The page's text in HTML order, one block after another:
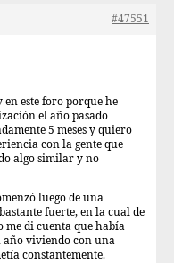
#47551
en este foro porque he
el año pasado
5 meses y quiero
con la gente que
algo similar y no
luego de una
fuerte, en la cual de
me di cuenta que había
año viviendo con una
constantemente.